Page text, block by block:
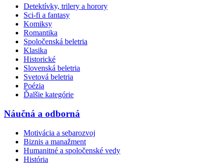
Detektívky, trilery a horory
Sci-fi a fantasy
Komiksy
Romantika
Spoločenská beletria
Klasika
Historické
Slovenská beletria
Svetová beletria
Poézia
Ďalšie kategórie
Náučná a odborná
Motivácia a sebarozvoj
Biznis a manažment
Humanitné a spoločenské vedy
História